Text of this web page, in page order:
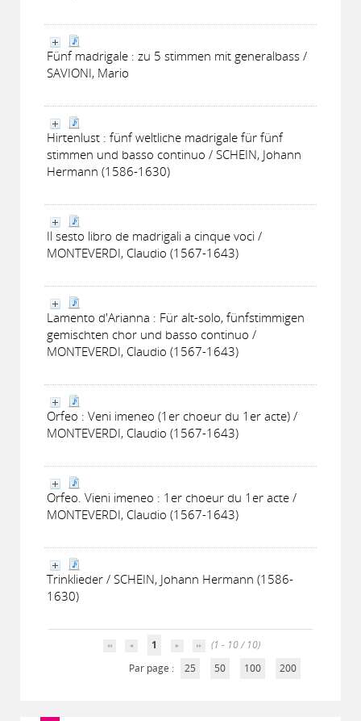
Fünf madrigale : zu 5 stimmen mit generalbass /
SAVIONI, Mario
Hirtenlust : fünf weltliche madrigale für fünf
stimmen und basso continuo / SCHEIN, Johann
Hermann (1586-1630)
Il sesto libro de madrigali a cinque voci /
MONTEVERDI, Claudio (1567-1643)
Lamento d'Arianna : Für alt-solo, fünfstimmigen
gemischten chor und basso continuo /
MONTEVERDI, Claudio (1567-1643)
Orfeo : Veni imeneo (1er choeur du 1er acte) /
MONTEVERDI, Claudio (1567-1643)
Orfeo. Vieni imeneo : 1er choeur du 1er acte /
MONTEVERDI, Claudio (1567-1643)
Trinklieder / SCHEIN, Johann Hermann (1586-
1630)
1
(1 - 10 / 10)
Par page :
25 50 100 200